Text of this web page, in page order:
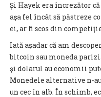
Și Hayek era încrezător
aşa fel încât să păstreze
ei, ar fi scos din
Iată aşadar că am
bitcoin sau moneda
şi dolarul au economii
Monedele alternative n-
un cec în alb. În schimb,